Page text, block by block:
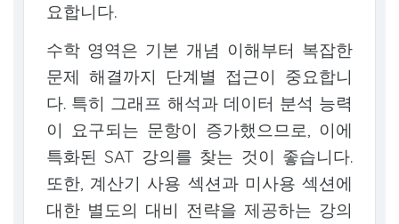
요합니다.
수학 영역은 기본 개념 이해부터 복잡한
문제 해결까지 단계별 접근이 중요합니
다. 특히 그래프 해석과 데이터 분석 능력
이 요구되는 문항이 증가했으므로, 이에
특화된 SAT 강의를 찾는 것이 좋습니다.
또한, 계산기 사용 섹션과 미사용 섹션에
대한 별도의 대비 전략을 제공하는 강의